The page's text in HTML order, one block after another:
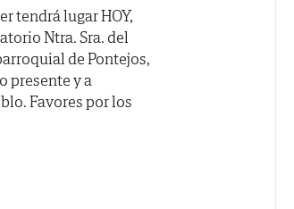
tendrá lugar HOY,
Ntra. Sra. del
de Pontejos,
presente y a
Favores por los